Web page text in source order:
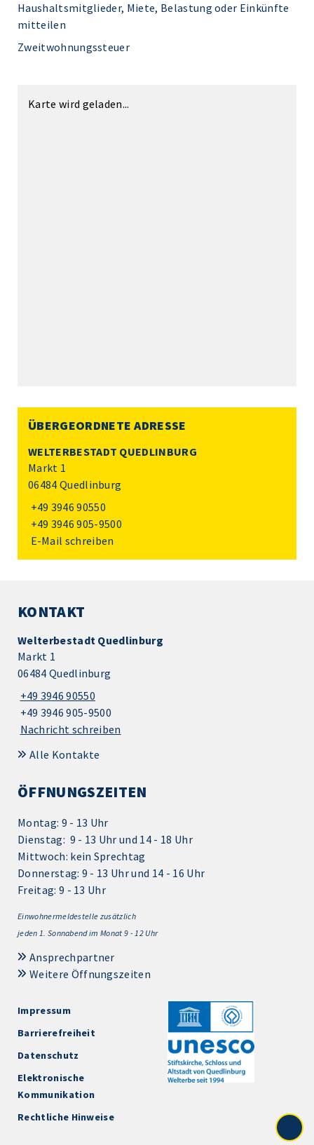
Haushaltsmitglieder, Miete, Belastung oder Einkünfte
mitteilen
Zweitwohnungssteuer
Karte wird geladen...
ÜBERGEORDNETE ADRESSE
WELTERBESTADT QUEDLINBURG
Markt 1
06484 Quedlinburg
+49 3946 90550
+49 3946 905-9500
E-Mail schreiben
KONTAKT
Welterbestadt Quedlinburg
Markt 1
06484 Quedlinburg
+49 3946 90550
+49 3946 905-9500
Nachricht schreiben
Alle Kontakte
ÖFFNUNGSZEITEN
Montag: 9 - 13 Uhr
Dienstag: 9 - 13 Uhr und 14 - 18 Uhr
Mittwoch: kein Sprechtag
Donnerstag: 9 - 13 Uhr und 14 - 16 Uhr
Freitag: 9 - 13 Uhr
Einwohnermeldestelle zusätzlich
jeden 1. Sonnabend im Monat 9 - 12 Uhr
Ansprechpartner
Weitere Öffnungszeiten
Impressum
Barrierefreiheit
Datenschutz
Elektronische
Kommunikation
Rechtliche Hinweise